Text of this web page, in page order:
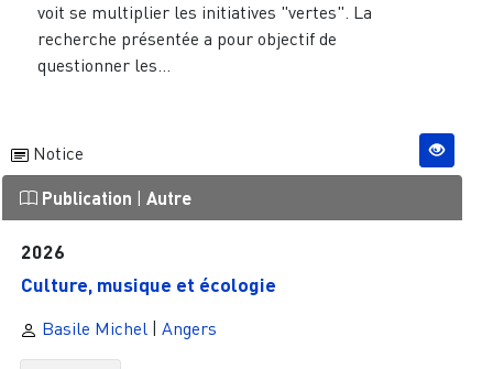
voit se multiplier les initiatives "vertes". La
recherche présentée a pour objectif de
questionner les...
Notice
Publication Autre
2026
Culture, musique et écologie
Basile Michel | Angers